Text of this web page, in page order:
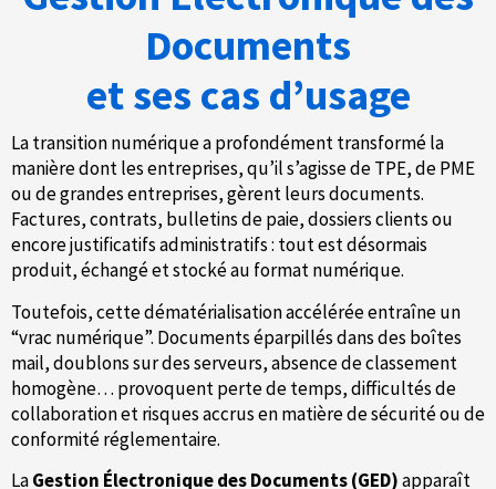
Documents
et ses cas d’usage
La transition numérique a profondément transformé la
manière dont les entreprises, qu’il s’agisse de TPE, de PME
ou de grandes entreprises, gèrent leurs documents.
Factures, contrats, bulletins de paie, dossiers clients ou
encore justificatifs administratifs : tout est désormais
produit, échangé et stocké au format numérique.
Toutefois, cette dématérialisation accélérée entraîne un
“vrac numérique”. Documents éparpillés dans des boîtes
mail, doublons sur des serveurs, absence de classement
homogène… provoquent perte de temps, difficultés de
collaboration et risques accrus en matière de sécurité ou de
conformité réglementaire.
LaGestion Électronique des Documents (GED)apparaît